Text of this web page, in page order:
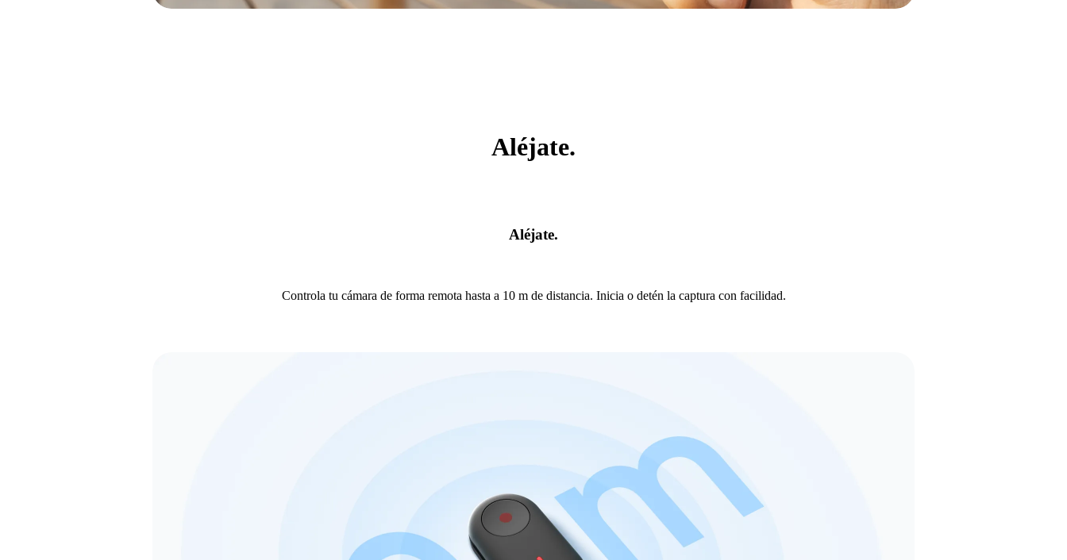
Aléjate.
Aléjate.
Controla tu cámara de forma remota hasta a 10 m de distancia. Inicia o detén la captura con facilidad.